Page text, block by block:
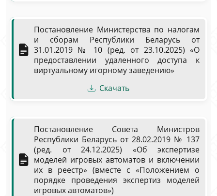
Постановление Министерства по налогам
и сборам Республики Беларусь от
31.01.2019 № 10 (ред. от 23.10.2025) «О
предоставлении удаленного доступа к
виртуальному игорному заведению»
Скачать
Постановление Совета Министров
Республики Беларусь от 28.02.2019 № 137
(ред. от 24.12.2025) «Об экспертизе
моделей игровых автоматов и включении
их в реестр» (вместе с «Положением о
порядке проведения экспертиз моделей
игровых автоматов»)